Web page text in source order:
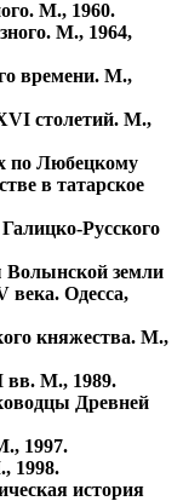
М., 1960.
М., 1964,
времени. М.,
столетий. М.,
по Любецкому
в татарское
Русского
Волынской земли
века. Одесса,
княжества. М.,
М., 1989.
Древней
1997.
1998.
история